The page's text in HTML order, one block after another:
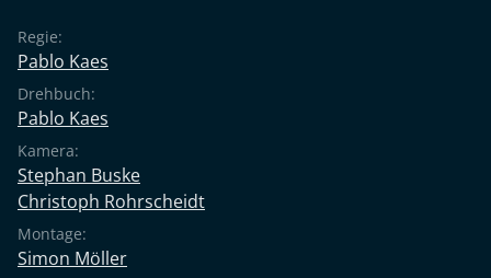
Denn die Droge namens Liebe offenbart ihre
gefährlichen Nebenwirkungen.
Regie:
Pablo Kaes
Drehbuch:
Pablo Kaes
Kamera:
Stephan Buske
Christoph Rohrscheidt
Montage:
Simon Möller